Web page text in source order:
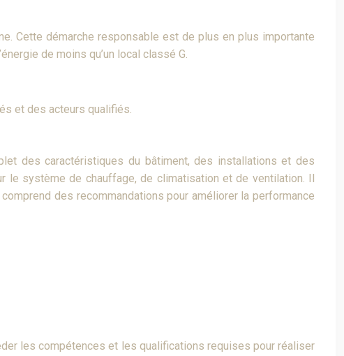
Cette démarche responsable est de plus en plus importante
de moins qu’un local classé G.
et des acteurs qualifiés.
des caractéristiques du bâtiment, des installations et des
système de chauffage, de climatisation et de ventilation. Il
des recommandations pour améliorer la performance
les compétences et les qualifications requises pour réaliser